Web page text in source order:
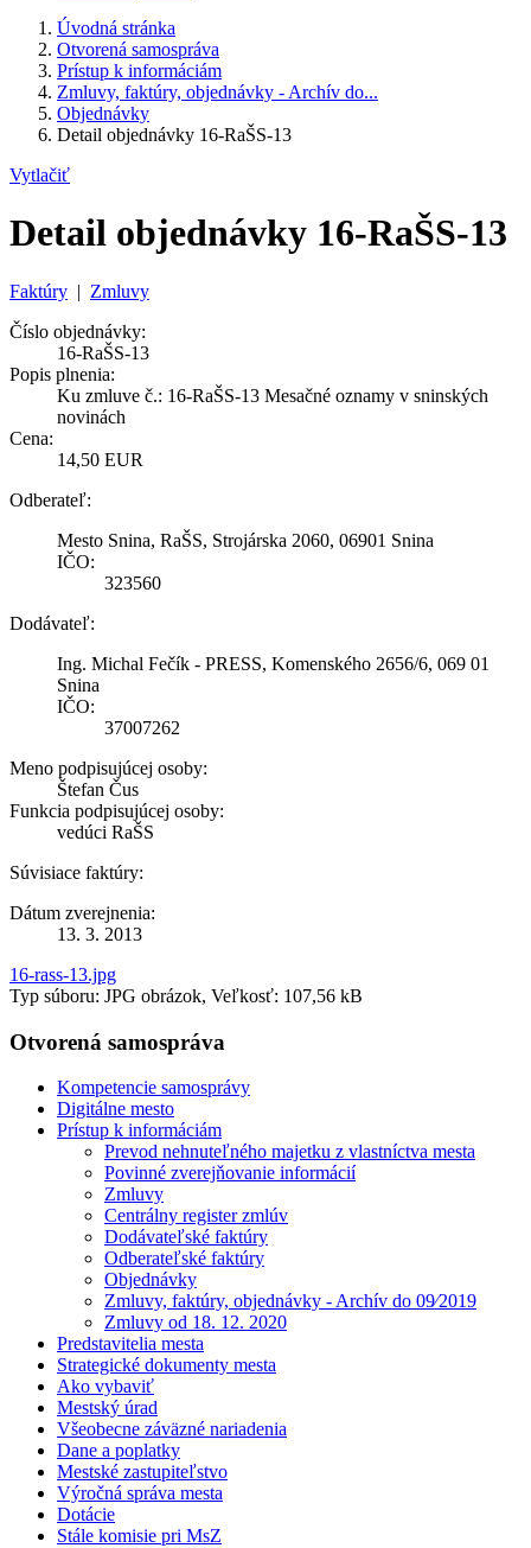
Úvodná stránka
Otvorená samospráva
Prístup k informáciám
Zmluvy, faktúry, objednávky - Archív do...
Objednávky
Detail objednávky 16-RaŠS-13
Vytlačiť
Detail objednávky 16-RaŠS-13
Faktúry | Zmluvy
Číslo objednávky:
16-RaŠS-13
Popis plnenia:
Ku zmluve č.: 16-RaŠS-13 Mesačné oznamy v sninských
novinách
Cena:
14,50 EUR
Odberateľ:
Mesto Snina, RaŠS, Strojárska 2060, 06901 Snina
IČO:
323560
Dodávateľ:
Ing. Michal Fečík - PRESS, Komenského 2656/6, 069 01
Snina
IČO:
37007262
Meno podpisujúcej osoby:
Štefan Čus
Funkcia podpisujúcej osoby:
vedúci RaŠS
Súvisiace faktúry:
Dátum zverejnenia:
13. 3. 2013
16-rass-13.jpg
Typ súboru: JPG obrázok, Veľkosť: 107,56 kB
Otvorená samospráva
Kompetencie samosprávy
Digitálne mesto
Prístup k informáciám
Prevod nehnuteľného majetku z vlastníctva mesta
Povinné zverejňovanie informácií
Zmluvy
Centrálny register zmlúv
Dodávateľské faktúry
Odberateľské faktúry
Objednávky
Zmluvy, faktúry, objednávky - Archív do 09⁄2019
Zmluvy od 18. 12. 2020
Predstavitelia mesta
Strategické dokumenty mesta
Ako vybaviť
Mestský úrad
Všeobecne záväzné nariadenia
Dane a poplatky
Mestské zastupiteľstvo
Výročná správa mesta
Dotácie
Stále komisie pri MsZ